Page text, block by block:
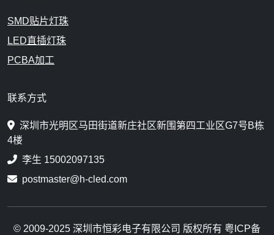
SMD贴片灯珠
LED直插灯珠
PCBA加工
联系方式
深圳市光明区马田街道新庄社区新围第四工业区G7号B栋
4楼
李生 15002097135
postmaster@h-cled.com
© 2009-2025 深圳市恒彩电子有限公司 版权所有 粤ICP备